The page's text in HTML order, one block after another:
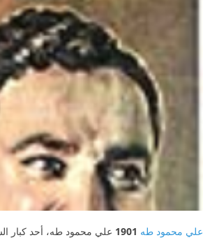
علي محمود طه 1901 علي محمود طه، أحد كبار